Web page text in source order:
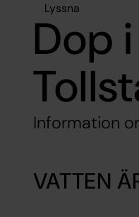
Lyssna
Dop
Information
VATTEN